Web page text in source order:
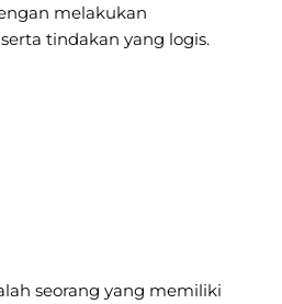
melakukan
tindakan yang logis.
seorang yang memiliki